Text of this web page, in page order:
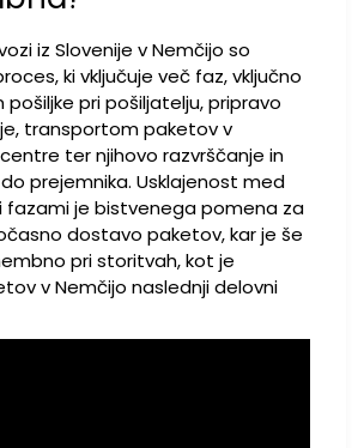
iz Slovenije v Nemčijo so
ki vključuje več faz, vključno
pri pošiljatelju, pripravo
transportom paketov v
ter njihovo razvrščanje in
prejemnika. Usklajenost med
fazami je bistvenega pomena za
dostavo paketov, kar je še
pri storitvah, kot je
v Nemčijo naslednji delovni